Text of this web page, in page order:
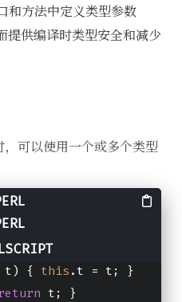
和方法中定义类型参数
提供编译时类型安全和减少
可以使用一个或多个类型
for
t) { this . t = t; }
t; }